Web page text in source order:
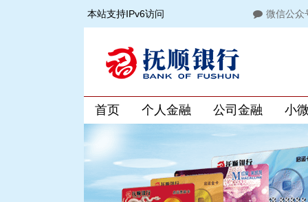
本站支持IPv6访问 微信公众
首页 个人金融 公司金融 小